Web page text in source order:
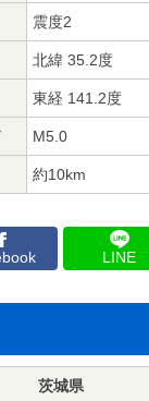
震度2
北緯 35.2度
東経 141.2度
M5.0
約10km
LINE
茨城県